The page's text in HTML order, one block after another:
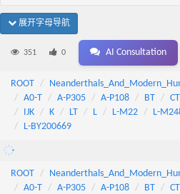
展开字母导航
351 0 AI Consultation
ROOT
A0-T
A-P305 A-P108 BT CT
IJK
K LT L L-M22 L-
L-BY200669
ROOT
A0-T
A-P305 A-P108 BT CT